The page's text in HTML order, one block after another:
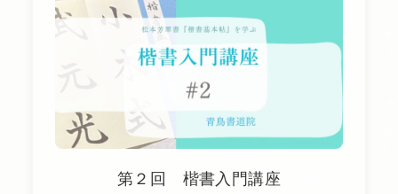
第２回 楷書入門講座